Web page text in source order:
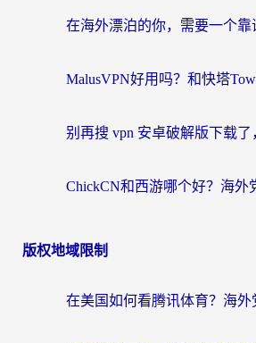
版权地域限制